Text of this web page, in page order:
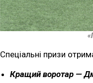
Спеціальні призи
Кращий воротар —